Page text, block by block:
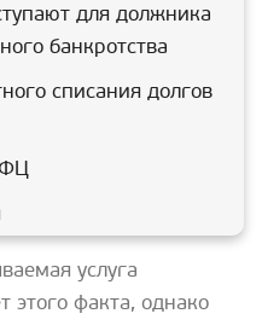
для должника
банкротства
списания долгов
услуга
этого факта, однако